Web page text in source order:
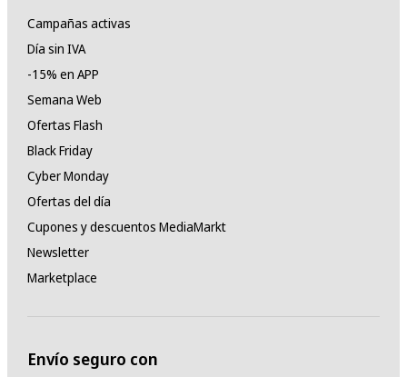
Campañas activas
Día sin IVA
-15% en APP
Semana Web
Ofertas Flash
Black Friday
Cyber Monday
Ofertas del día
Cupones y descuentos MediaMarkt
Newsletter
Marketplace
Envío seguro con